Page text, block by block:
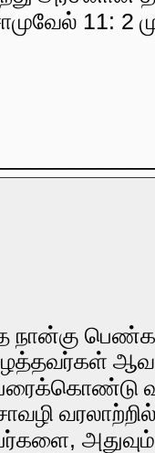
11: 2
நான்கு
,